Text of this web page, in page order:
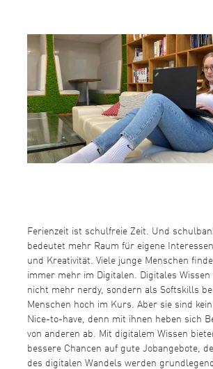
Ferienzeit ist schulfreie Zeit. Und
bedeutet mehr Raum für eigene
und Kreativität. Viele junge Menschen
immer mehr im Digitalen. Digitales
nicht mehr nerdy, sondern als Softskills
Menschen hoch im Kurs. Aber sie sind
Nice-to-have, denn mit ihnen heben sich
von anderen ab. Mit digitalem Wissen
bessere Chancen auf gute Jobangebote,
des digitalen Wandels werden